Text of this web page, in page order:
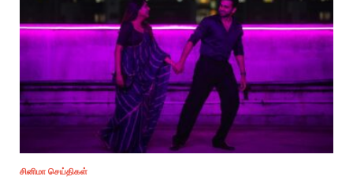
சினிமா செய்திகள்